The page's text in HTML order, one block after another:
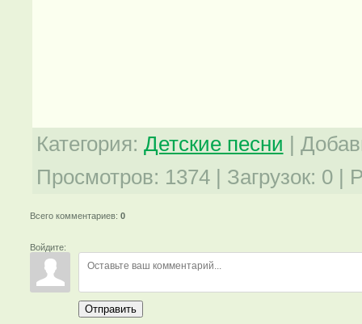
Категория: Детские песни |
Просмотров: 1374| Загрузок: 0 |
Всего комментариев: 0
Войдите:
Отправить